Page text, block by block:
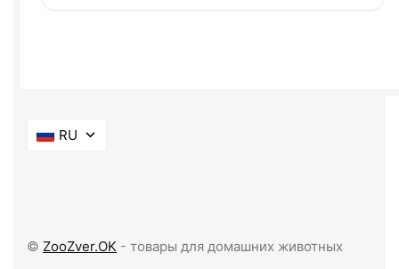
RU
© ZooZver.OK - товары для домашних животных